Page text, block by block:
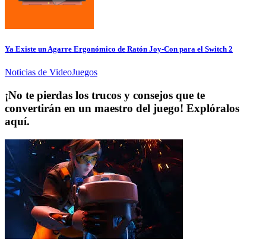
Ya Existe un Agarre Ergonómico de Ratón Joy-Con para el Switch 2
Noticias de VideoJuegos
¡No te pierdas los trucos y consejos que te
convertirán en un maestro del juego! Explóralos
aquí.